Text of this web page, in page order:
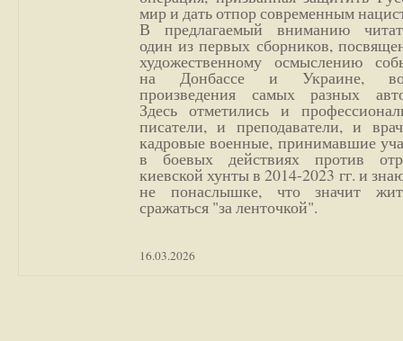
мир и дать отпор современным
В предлагаемый вниманию
один из первых сборников,
художественному осмыслению
на Донбассе и Украине,
произведения самых разных
Здесь отметились и
писатели, и преподаватели, и
кадровые военные, принимавшие
в боевых действиях против
киевской хунты в 2014-2023 гг. и
не понаслышке, что значит
сражаться "за ленточкой".
16.03.2026